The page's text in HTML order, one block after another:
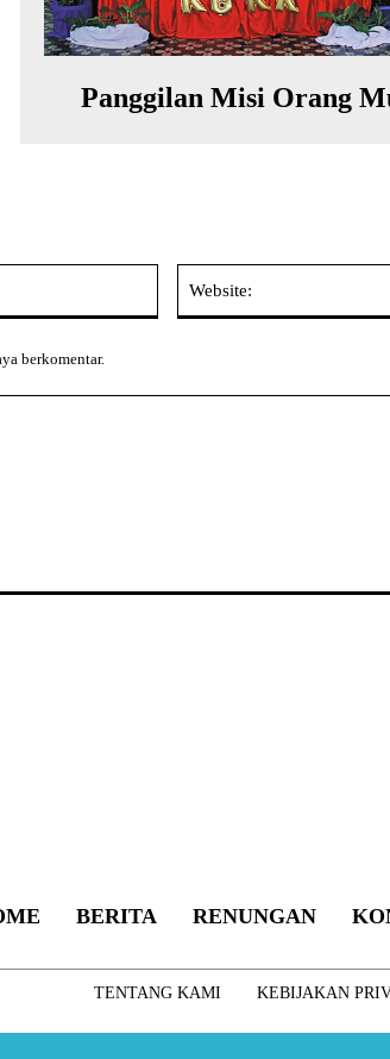
Panggilan Misi Orang
berkomentar.
BERITA RENUNGAN
TENTANG KAMI KEBIJAKAN